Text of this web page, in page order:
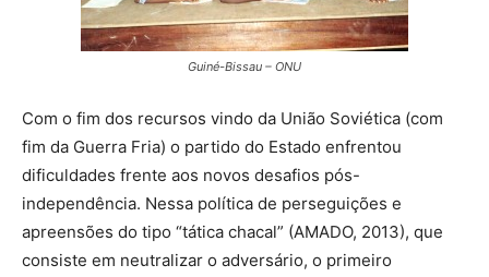
Guiné-Bissau – ONU
Com o fim dos recursos vindo da União Soviética (com
fim da Guerra Fria) o partido do Estado enfrentou
dificuldades frente aos novos desafios pós-
independência. Nessa política de perseguições e
apreensões do tipo “tática chacal” (AMADO, 2013), que
consiste em neutralizar o adversário, o primeiro